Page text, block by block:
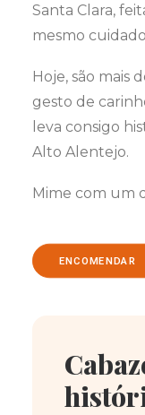
Santa Clara,
mesmo
Hoje, são mais
gesto de
leva consigo
Alto Alentejo.
Mime com um
ENCOMENDAR